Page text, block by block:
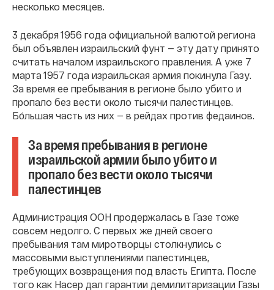
несколько месяцев.
3 декабря 1956 года официальной валютой региона
был объявлен израильский фунт — эту дату принято
считать началом израильского правления. А уже 7
марта 1957 года израильская армия покинула Газу.
За время ее пребывания в регионе было убито и
пропало без вести около тысячи палестинцев.
Бо́льшая часть из них — в рейдах против федаинов.
За время пребывания в регионе
израильской армии было убито и
пропало без вести около тысячи
палестинцев
Администрация ООН продержалась в Газе тоже
совсем недолго. С первых же дней своего
пребывания там миротворцы столкнулись с
массовыми выступлениями палестинцев,
требующих возвращения под власть Египта. После
того как Насер дал гарантии демилитаризации Газы